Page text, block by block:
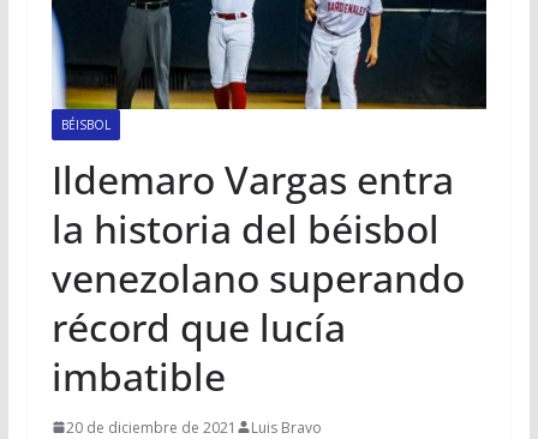
BÉISBOL
Ildemaro Vargas entra
la historia del béisbol
venezolano superando
récord que lucía
imbatible
20 de diciembre de 2021 Luis Bravo